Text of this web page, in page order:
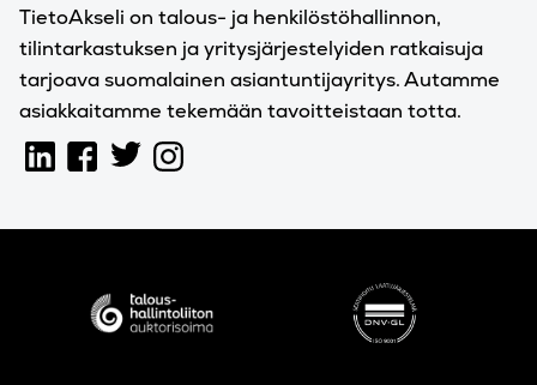
TietoAkseli on talous- ja henkilöstöhallinnon,
tilintarkastuksen ja yritysjärjestelyiden ratkaisuja
tarjoava suomalainen asiantuntijayritys. Autamme
asiakkaitamme tekemään tavoitteistaan totta.